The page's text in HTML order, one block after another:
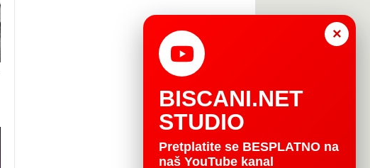
×
BISCANI.NET
STUDIO
Pretplatite se BESPLATNO na
naš YouTube kanal